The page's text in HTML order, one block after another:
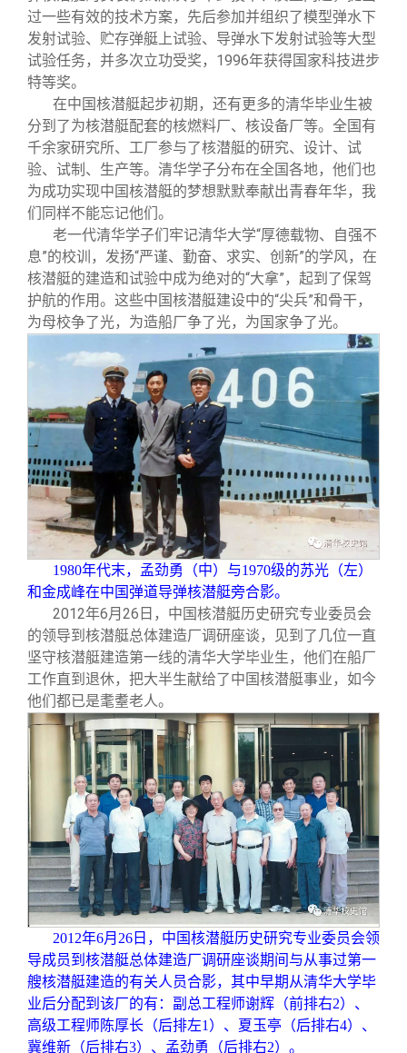
过一些有效的技术方案，先后参加并组织了模型弹水下
发射试验、贮存弹艇上试验、导弹水下发射试验等大型
试验任务，并多次立功受奖，1996年获得国家科技进步
特等奖。
在中国核潜艇起步初期，还有更多的清华毕业生被
分到了为核潜艇配套的核燃料厂、核设备厂等。全国有
千余家研究所、工厂参与了核潜艇的研究、设计、试
验、试制、生产等。清华学子分布在全国各地，他们也
为成功实现中国核潜艇的梦想默默奉献出青春年华，我
们同样不能忘记他们。
老一代清华学子们牢记清华大学“厚德载物、自强不
息”的校训，发扬“严谨、勤奋、求实、创新”的学风，在
核潜艇的建造和试验中成为绝对的“大拿”，起到了保驾
护航的作用。这些中国核潜艇建设中的“尖兵”和骨干，
为母校争了光，为造船厂争了光，为国家争了光。
1980年代末，孟劲勇（中）与1970级的苏光（左）
和金成峰在中国弹道导弹核潜艇旁合影。
2012年6月26日，中国核潜艇历史研究专业委员会
的领导到核潜艇总体建造厂调研座谈，见到了几位一直
坚守核潜艇建造第一线的清华大学毕业生，他们在船厂
工作直到退休，把大半生献给了中国核潜艇事业，如今
他们都已是耄耋老人。
2012年6月26日，中国核潜艇历史研究专业委员会领
导成员到核潜艇总体建造厂调研座谈期间与从事过第一
艘核潜艇建造的有关人员合影，其中早期从清华大学毕
业后分配到该厂的有：副总工程师谢辉（前排右2）、
高级工程师陈厚长（后排左1）、夏玉亭（后排右4）、
冀维新（后排右3）、孟劲勇（后排右2）。